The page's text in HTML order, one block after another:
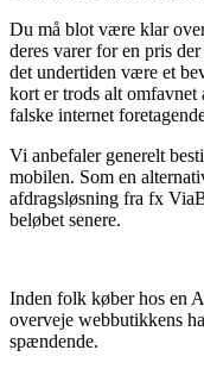
Du må blot være klar
deres varer for en pris
det undertiden være et
kort er trods alt
falske internet
Vi anbefaler generelt
mobilen. Som en
afdragsløsning fra fx
beløbet senere.
Inden folk køber hos en
overveje webbutikkens
spændende.